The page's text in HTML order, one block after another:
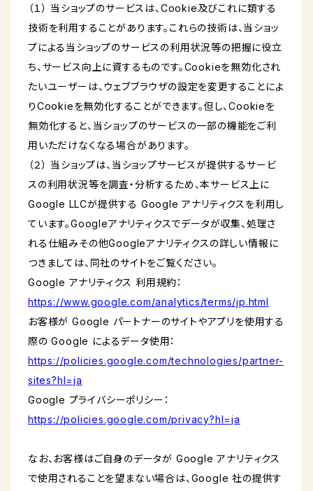
（１） 当ショップのサービスは、Cookie及びこれに類する
技術を利用することがあります。これらの技術は、当ショッ
プによる当ショップのサービスの利用状況等の把握に役立
ち、サービス向上に資するものです。Cookieを無効化され
たいユーザーは、ウェブブラウザの設定を変更することによ
りCookieを無効化することができます。但し、Cookieを
無効化すると、当ショップのサービスの一部の機能をご利
用いただけなくなる場合があります。
（２） 当ショップは、当ショップサービスが提供するサービ
スの利用状況等を調査・分析するため、本サービス上に
Google LLCが提供する Google アナリティクスを利用し
ています。Googleアナリティクスでデータが収集、処理さ
れる仕組みその他Googleアナリティクスの詳しい情報に
つきましては、同社のサイトをご覧ください。
Google アナリティクス 利用規約：
https://www.google.com/analytics/terms/jp.html
お客様が Google パートナーのサイトやアプリを使用する
際の Google によるデータ使用：
https://policies.google.com/technologies/partner-
sites?hl=ja
Google プライバシーポリシー：
https://policies.google.com/privacy?hl=ja
なお、お客様はご自身のデータが Google アナリティクス
で使用されることを望まない場合は、Google 社の提供す